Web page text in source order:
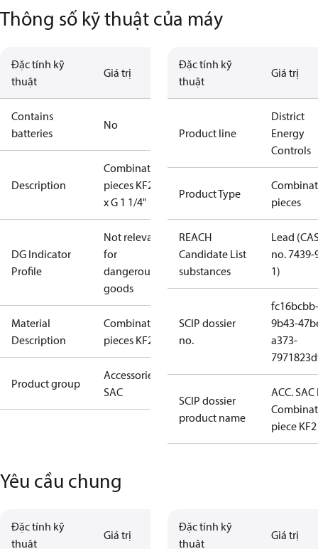
Thông số kỹ thuật của máy
Đặc tính kỹ
thuật
Giá trị
Contains
batteries
No
Description
Combination
pieces KF2 2
x G 1 1/4"
DG Indicator
Profile
Not relevant
for
dangerous
goods
Material
Description
Combination
pieces KF2
Product group
Accessories -
SAC
Đặc tính kỹ
thuật
Giá trị
Product line
District
Energy
Controls
Product Type
pieces
REACH
Candidate List
substances
Lead
no. 7439-
1)
SCIP dossier
no.
fc16bcbb-
9b43-
a373-
SCIP dossier
product name
ACC. SAC
piece KF2
Yêu cầu chung
Đặc tính kỹ
thuật
Giá trị
Đặc tính kỹ
thuật
Giá trị